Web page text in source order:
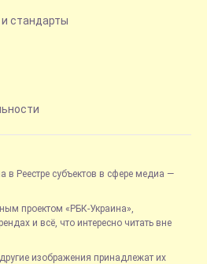
стандарты
в Реестре субъектов в сфере медиа —
проектом «РБК-Украина»,
и всё, что интересно читать вне
изображения принадлежат их